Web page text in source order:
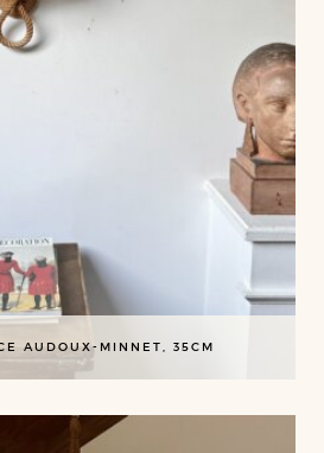
AUDOUX-MINNET, 35CM